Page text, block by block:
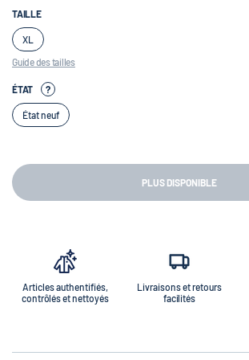
TAILLE
XL
Guide des tailles
ÉTAT ?
État neuf
PLUS DISPONIBLE
Articles authentifiés,
contrôlés et nettoyés
Livraisons et retours
facilités